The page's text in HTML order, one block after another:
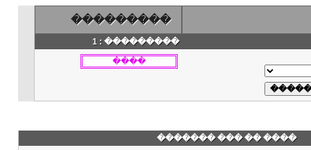
���������
��������� : 1
���� �� ��� �������